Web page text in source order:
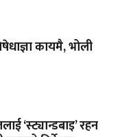
कायमै, भोली
‘स्ट्यान्डबाइ’ रहन